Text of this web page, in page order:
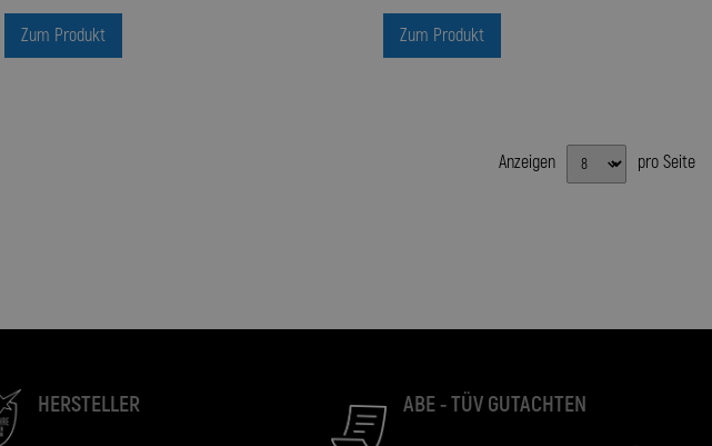
Zum Produkt Zum Produkt
Anzeigen pro Seite
HERSTELLER ABE - TÜV GUTACHTEN